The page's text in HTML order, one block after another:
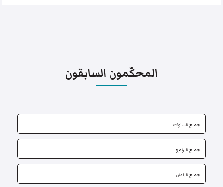
المحكّمون السابقون